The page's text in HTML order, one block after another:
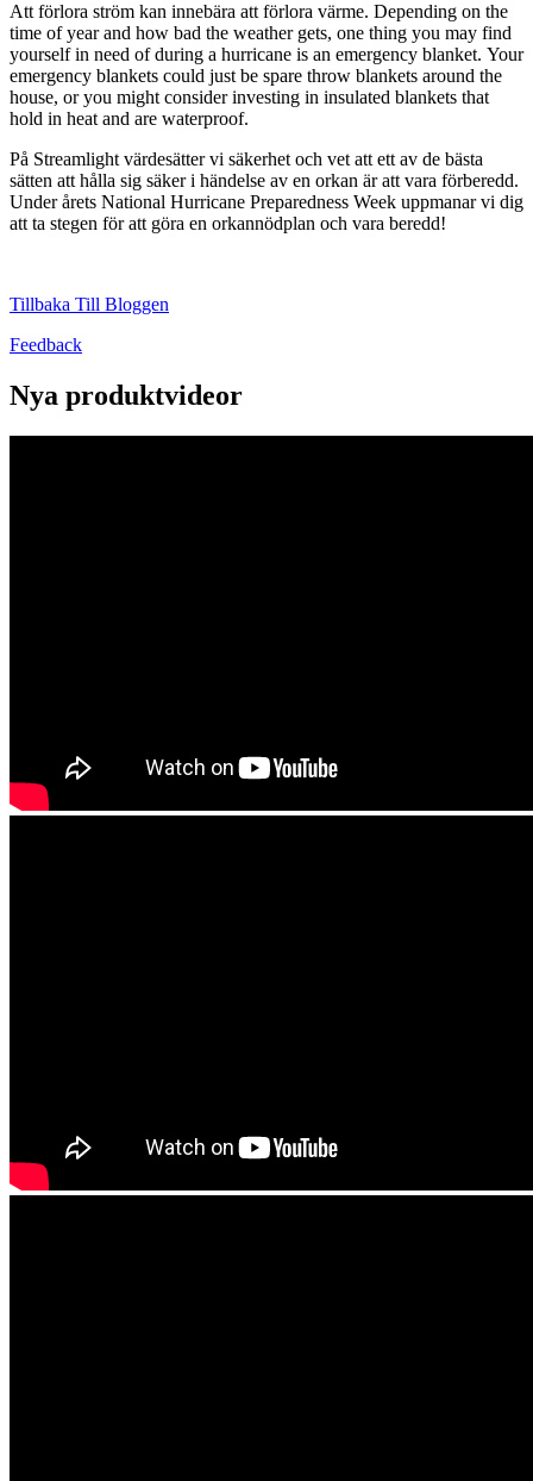
Att förlora ström kan innebära att förlora värme. Depending on the
time of year and how bad the weather gets, one thing you may find
yourself in need of during a hurricane is an emergency blanket. Your
emergency blankets could just be spare throw blankets around the
house, or you might consider investing in insulated blankets that
hold in heat and are waterproof.
På Streamlight värdesätter vi säkerhet och vet att ett av de bästa
sätten att hålla sig säker i händelse av en orkan är att vara förberedd.
Under årets National Hurricane Preparedness Week uppmanar vi dig
att ta stegen för att göra en orkannödplan och vara beredd!
Tillbaka Till Bloggen
Feedback
Nya produktvideor